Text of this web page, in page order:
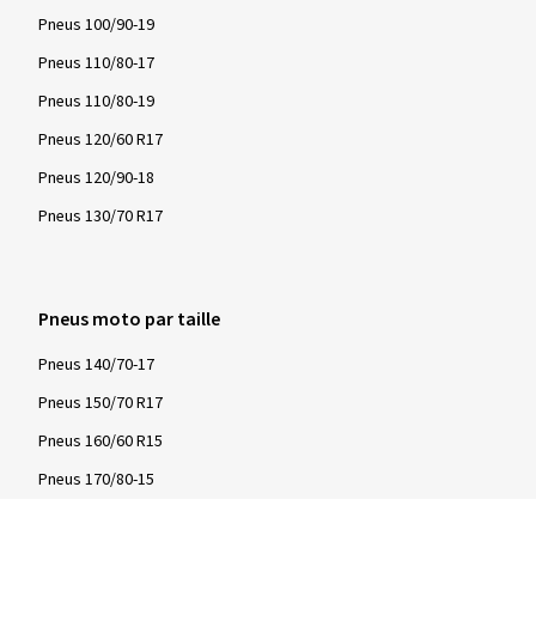
Pneus 100/90-19
Pneus 110/80-17
Pneus 110/80-19
Pneus 120/60 R17
Pneus 120/90-18
Pneus 130/70 R17
Pneus moto par taille
Pneus 140/70-17
Pneus 150/70 R17
Pneus 160/60 R15
Pneus 170/80-15